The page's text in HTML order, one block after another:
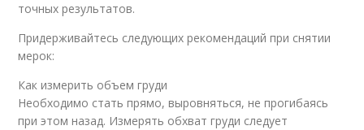
точных результатов.
Придерживайтесь следующих рекомендаций при снятии
мерок:
Как измерить объем груди
Необходимо стать прямо, выровняться, не прогибаясь
при этом назад. Измерять обхват груди следует